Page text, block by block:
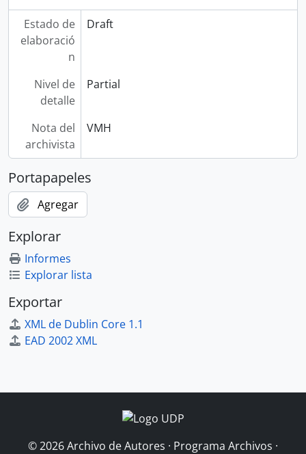
Estado de
elaboració
n
Draft
Nivel de
detalle
Partial
Nota del
archivista
VMH
Portapapeles
Agregar
Explorar
Informes
Explorar lista
Exportar
XML de Dublin Core 1.1
EAD 2002 XML
© 2026 Archivo de Autores · Programa Archivos ·